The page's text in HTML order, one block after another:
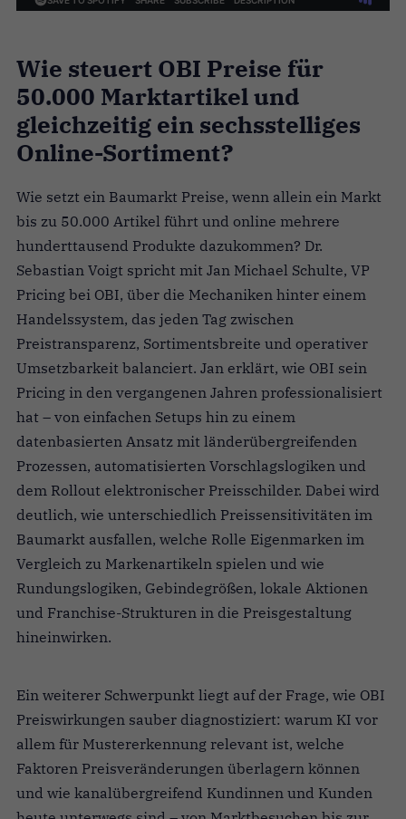
Wie steuert OBI Preise für
50.000 Marktartikel und
gleichzeitig ein sechsstelliges
Online-Sortiment?
Wie setzt ein Baumarkt Preise, wenn allein ein Markt
bis zu 50.000 Artikel führt und online mehrere
hunderttausend Produkte dazukommen? Dr.
Sebastian Voigt spricht mit Jan Michael Schulte, VP
Pricing bei OBI, über die Mechaniken hinter einem
Handelssystem, das jeden Tag zwischen
Preistransparenz, Sortimentsbreite und operativer
Umsetzbarkeit balanciert. Jan erklärt, wie OBI sein
Pricing in den vergangenen Jahren professionalisiert
hat – von einfachen Setups hin zu einem
datenbasierten Ansatz mit länderübergreifenden
Prozessen, automatisierten Vorschlagslogiken und
dem Rollout elektronischer Preisschilder. Dabei wird
deutlich, wie unterschiedlich Preissensitivitäten im
Baumarkt ausfallen, welche Rolle Eigenmarken im
Vergleich zu Markenartikeln spielen und wie
Rundungslogiken, Gebindegrößen, lokale Aktionen
und Franchise-Strukturen in die Preisgestaltung
hineinwirken.
Ein weiterer Schwerpunkt liegt auf der Frage, wie OBI
Preiswirkungen sauber diagnostiziert: warum KI vor
allem für Mustererkennung relevant ist, welche
Faktoren Preisveränderungen überlagern können
und wie kanalübergreifend Kundinnen und Kunden